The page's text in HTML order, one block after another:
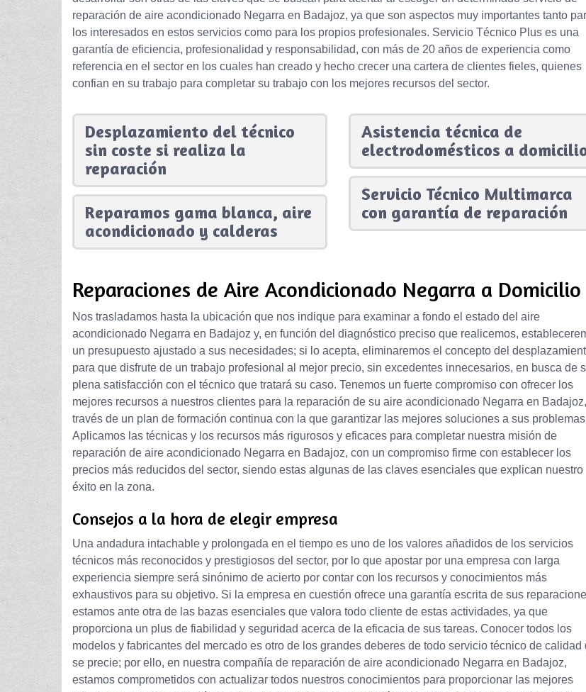
reparación de aire acondicionado Negarra en Badajoz, ya que son aspectos muy importantes tanto
los interesados en estos servicios como para los propios profesionales. Servicio Técnico Plus es una
garantía de eficiencia, profesionalidad y responsabilidad, con más de 20 años de experiencia como
referencia en el sector en los cuales han creado y hecho crecer una cartera de clientes fieles, quienes
confian en su trabajo para completar su trabajo con los mejores recursos del sector.
Desplazamiento del técnico
sin coste si realiza la
reparación
Reparamos gama blanca, aire
acondicionado y calderas
Asistencia técnica de
electrodomésticos a
Servicio Técnico Multimarca
con garantía de reparación
Reparaciones de Aire Acondicionado Negarra a Domicilio
Nos trasladamos hasta la ubicación que nos indique para examinar a fondo el estado del aire
acondicionado Negarra en Badajoz y, en función del diagnóstico preciso que realicemos,
un presupuesto ajustado a sus necesidades; si lo acepta, eliminaremos el concepto del
para que disfrute de un trabajo profesional al mejor precio, sin excedentes innecesarios, en busca de
plena satisfacción con el técnico que tratará su caso. Tenemos un fuerte compromiso con ofrecer los
mejores recursos a nuestros clientes para la reparación de su aire acondicionado Negarra en
través de un plan de formación continua con la que garantizar las mejores soluciones a sus
Aplicamos las técnicas y los recursos más rigurosos y eficaces para completar nuestra misión de
reparación de aire acondicionado Negarra en Badajoz, con un compromiso firme con establecer los
precios más reducidos del sector, siendo estas algunas de las claves esenciales que explican nuestro
éxito en la zona.
Consejos a la hora de elegir empresa
Una andadura intachable y prolongada en el tiempo es uno de los valores añadidos de los servicios
técnicos más reconocidos y prestigiosos del sector, por lo que apostar por una empresa con larga
experiencia siempre será sinónimo de acierto por contar con los recursos y conocimientos más
exhaustivos para su objetivo. Si la empresa en cuestión ofrece una garantía escrita de sus
estamos ante otra de las bazas esenciales que valora todo cliente de estas actividades, ya que
proporciona un plus de fiabilidad y seguridad acerca de la eficacia de sus tareas. Conocer todos los
modelos y fabricantes del mercado es otro de los grandes deberes de todo servicio técnico de calidad
se precie; por ello, en nuestra compañía de reparación de aire acondicionado Negarra en Badajoz,
estamos comprometidos con actualizar todos nuestros conocimientos para proporcionar las mejores